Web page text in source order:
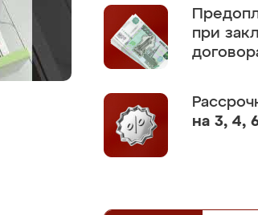
при
на 3, 4,